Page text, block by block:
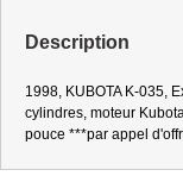
Description
1998, KUBOTA K-035,
cylindres, moteur
pouce ***par appel